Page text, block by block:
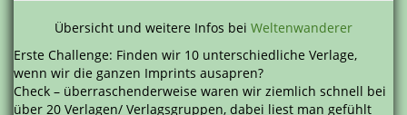
Übersicht und weitere Infos bei Weltenwanderer
Erste Challenge: Finden wir 10 unterschiedliche Verlage,
wenn wir die ganzen Imprints ausapren?
Check – überraschenderweise waren wir ziemlich schnell bei
über 20 Verlagen/ Verlagsgruppen, dabei liest man gefühlt